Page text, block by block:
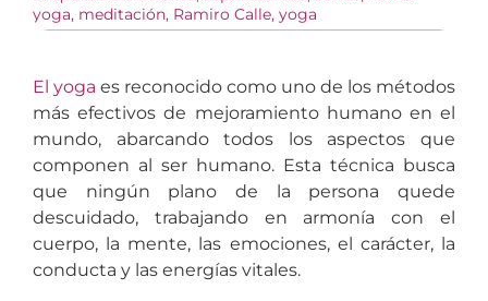
yoga, meditación, Ramiro Calle, yoga
El yoga es reconocido como uno de los métodos
más efectivos de mejoramiento humano en el
mundo, abarcando todos los aspectos que
componen al ser humano. Esta técnica busca
que ningún plano de la persona quede
descuidado, trabajando en armonía con el
cuerpo, la mente, las emociones, el carácter, la
conducta y las energías vitales.